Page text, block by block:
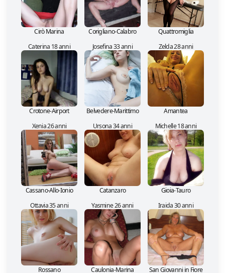
Cirò Marina Corigliano-Calabro
Quattromiglia
Caterina 18 anni
Crotone-Airport
Josefina 33 anni
Belvedere-Marittimo
Zelda 28 anni
Amantea
Xenia 26 anni
Cassano-Allo-Ionio
Ursona 34 anni
Catanzaro
Michelle 18 anni
Gioia-Tauro
Ottavia 35 anni
Rossano
Yasmine 26 anni
Caulonia-Marina
Iraida 30 anni
San Giovanni in Fiore